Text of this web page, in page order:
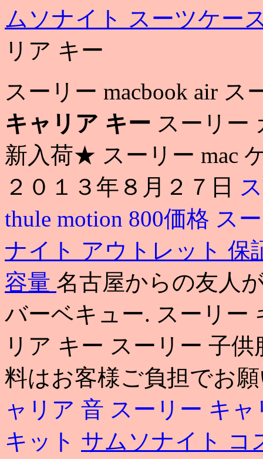
ムソナイト スーツケー
リア キー
スーリー macbook air
キャリア キー スーリー
新入荷★ スーリー mac
２０１３年８月２７日
thule motion 800価格 ス
ナイト アウトレット 保
容量 名古屋からの友人
バーベキュー. スーリー
リア キー スーリー 子
料はお客様ご負担でお
ャリア 音 スーリー キ
キット サムソナイト コ